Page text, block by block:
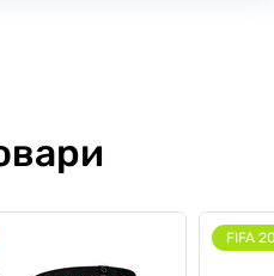
FIFA